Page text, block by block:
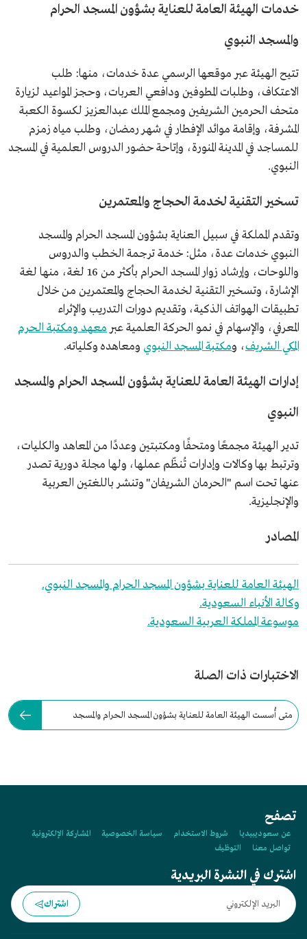
خدمات الهيئة العامة للعناية بشؤون المسجد الحرام
والمسجد النبوي
تتيح الهيئة عبر موقعها الرسمي عدة خدمات، منها: طلب
الاعتكاف، وطلبات المطوفين ودافعي العربات، وحجز المواعيد لزيارة
متحف الحرمين الشريفين ومجمع الملك عبدالعزيز لكسوة الكعبة
المشرفة، وإقامة موائد الإفطار في شهر رمضان، وطلب مياه زمزم
للمساجد في المدينة المنورة، وإتاحة حضور الدروس العلمية في المسجد
النبوي.
تسخير التقنية لخدمة الحجاج والمعتمرين
وتقدم المملكة في سبيل العناية بشؤون المسجد الحرام والمسجد
النبوي خدمات عدة، مثل: خدمة ترجمة الخطب والدروس
واللوحات، وإرشاد زوار المسجد الحرام بأكثر من 16 لغة، منها لغة
الإشارة، وتسخير التقنية لخدمة الحجاج والمعتمرين من خلال
تطبيقات الهواتف الذكية، وتقديم دورات التدريب والإثراء
المعرفي، والإسهام في نمو الحركة العلمية عبر معهد ومكتبة الحرم
المكي الشريف، ومكتبة المسجد النبوي ومعاهده وكلياته.
إدارات الهيئة العامة للعناية بشؤون المسجد الحرام والمسجد
النبوي
تدير الهيئة مجمعًا ومتحفًا ومكتبتين وعددًا من المعاهد والكليات،
وترتبط بها وكالات وإدارات تُنظّم عملها، ولها مجلة دورية تصدر
عنها تحت اسم "الحرمان الشريفان" وتنشر باللغتين العربية
والإنجليزية.
المصادر
الهيئة العامة للعناية بشؤون المسجد الحرام والمسجد النبوي.
وكالة الأنباء السعودية.
موسوعة المملكة العربية السعودية.
الاختبارات ذات الصلة
متى أُسست الهيئة العامة للعناية بشؤون المسجد الحرام والمسجد
تصفح
عن سعوديبيديا شروط الاستخدام سياسة الخصوصية
المشاركة الإلكترونية
تواصل معنا
التوظيف
اشترك في النشرة البريدية
اشتراك